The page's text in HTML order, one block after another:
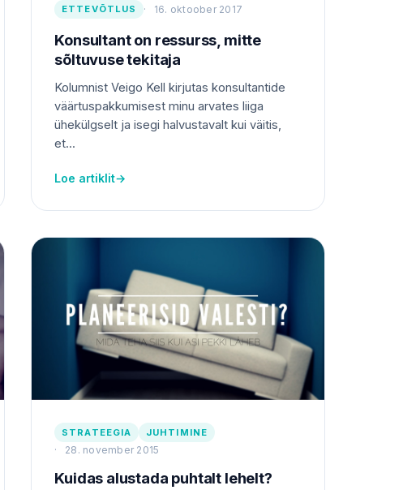
ETTEVÕTLUS
16. oktoober 2017
Konsultant on ressurss, mitte
sõltuvuse tekitaja
Kolumnist Veigo Kell kirjutas konsultantide
väärtuspakkumisest minu arvates liiga
ühekülgselt ja isegi halvustavalt kui väitis,
et...
Loe artiklit→
STRATEEGIA JUHTIMINE
28. november 2015
Kuidas alustada puhtalt lehelt?